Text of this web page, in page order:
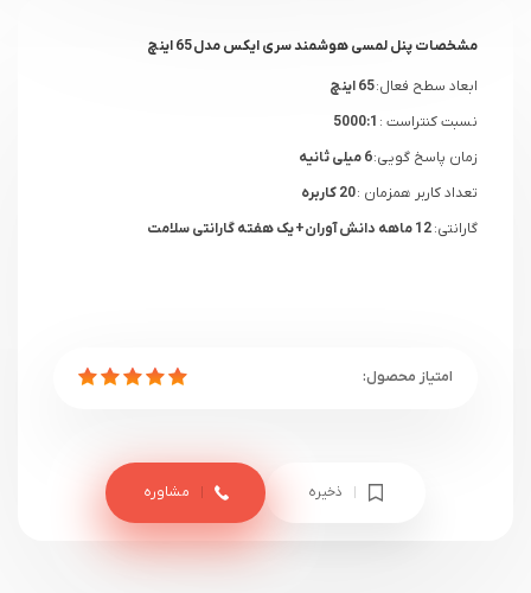
مشخصات پنل لمسی هوشمند سری ایکس مدل 65 اینچ
ابعاد سطح فعال:65 اینچ
نسبت کنتراست :
زمان پاسخ گویی:6 میلی ثانیه
تعداد کاربر همزمان :
گارانتی:
دانش آوران+ یک هفته گارانتی سلامت
ذخیره مشاوره